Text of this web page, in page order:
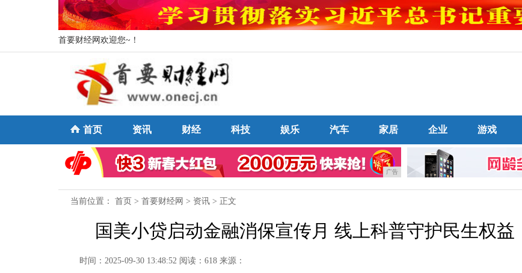
首要财经网欢迎您~！
首页 资讯 财经 科技 娱乐 汽车 家居 企业 游戏
广告
当前位置： 首页 > 首要财经网 > 资讯 > 正文
国美小贷启动金融消保宣传月 线上科普守护民生权益
时间：2025-09-30 13:48:52 阅读：618 来源：